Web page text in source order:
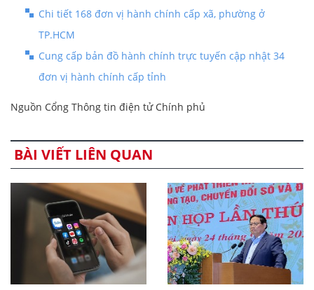
Chi tiết 168 đơn vị hành chính cấp xã, phường ở
TP.HCM
Cung cấp bản đồ hành chính trực tuyến cập nhật 34
đơn vị hành chính cấp tỉnh
Nguồn Cổng Thông tin điện tử Chính phủ
BÀI VIẾT LIÊN QUAN